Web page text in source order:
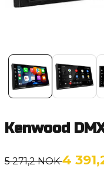
Kenwood
5 271,2 NOK4